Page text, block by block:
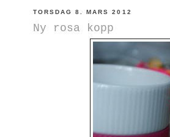
TORSDAG 8. MARS 2012
Ny rosa kopp